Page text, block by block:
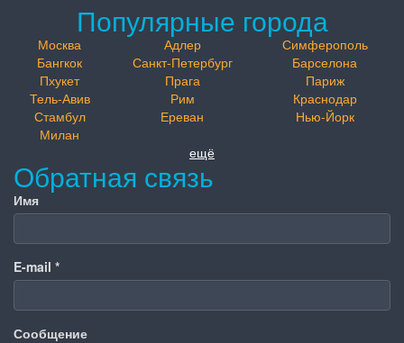
Популярные города
Москва Адлер
Симферополь
Бангкок
Санкт-Петербург
Барселона
Пхукет
Прага
Париж
Тель-Авив
Рим
Краснодар
Стамбул
Ереван
Нью-Йорк
Милан
ещё
Обратная связь
Имя
E-mail *
Сообщение